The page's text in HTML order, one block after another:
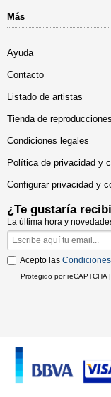
Más
Ayuda
Contacto
Listado de artistas
Tienda de reproducciones
Condiciones legales
Política de privacidad y
Configurar privacidad y
¿Te gustaría
La última hora y
Acepto las
Protegido por reCAPTCHA |